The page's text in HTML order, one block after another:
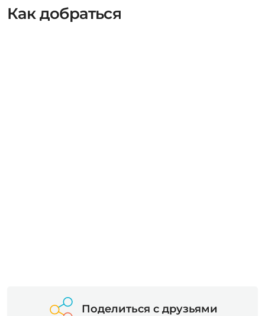
Как добраться
Поделиться с друзьями